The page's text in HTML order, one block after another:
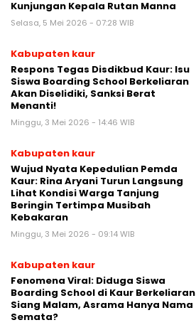
Kunjungan Kepala Rutan Manna
Selasa, 5 Mei 2026 - 07:28 WIB
Kabupaten kaur
Respons Tegas Disdikbud Kaur: Isu
Siswa Boarding School Berkeliaran
Akan Diselidiki, Sanksi Berat
Menanti!
Minggu, 3 Mei 2026 - 14:46 WIB
Kabupaten kaur
Wujud Nyata Kepedulian Pemda
Kaur: Rina Aryani Turun Langsung
Lihat Kondisi Warga Tanjung
Beringin Tertimpa Musibah
Kebakaran
Minggu, 3 Mei 2026 - 09:14 WIB
Kabupaten kaur
Fenomena Viral: Diduga Siswa
Boarding School di Kaur Berkeliaran
Siang Malam, Asrama Hanya Nama
Semata?